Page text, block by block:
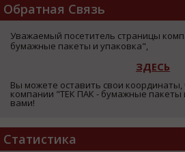
Обратная Связь
Уважаемый посетитель страницы
бумажные пакеты и упаковка",
ЗДЕСЬ
Вы можете оставить свои
компании "ТЕК ПАК - бумажные пакеты
вами!
Статистика